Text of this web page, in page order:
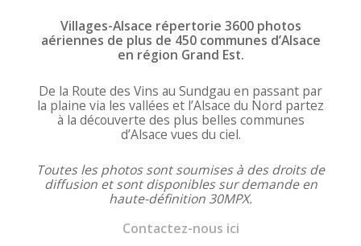
Villages-Alsace répertorie 3600 photos
aériennes de plus de 450 communes d’Alsace
en région Grand Est.
De la Route des Vins au Sundgau en passant par
la plaine via les vallées et l’Alsace du Nord partez
à la découverte des plus belles communes
d’Alsace vues du ciel.
Toutes les photos sont soumises à des droits de
diffusion et sont disponibles sur demande en
haute-définition 30MPX.
Contactez-nous ici